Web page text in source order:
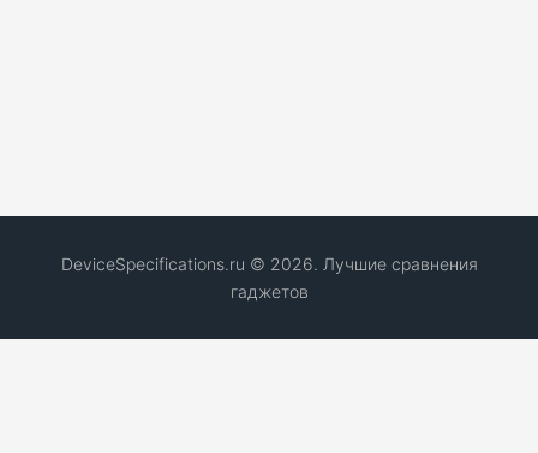
DeviceSpecifications.ru © 2026. Лучшие сравнения
гаджетов